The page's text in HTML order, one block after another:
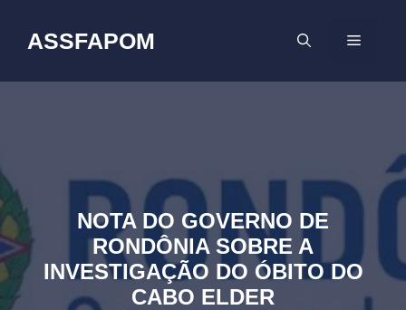
conteúdo
ASSFAPOM MENU
NOTA DO GOVERNO DE
RONDÔNIA SOBRE A
INVESTIGAÇÃO DO ÓBITO DO
CABO ELDER